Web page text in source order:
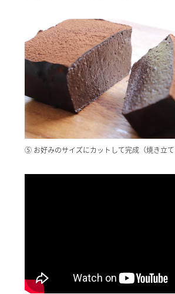
⑤ お好みのサイズにカットして完成（焼き立